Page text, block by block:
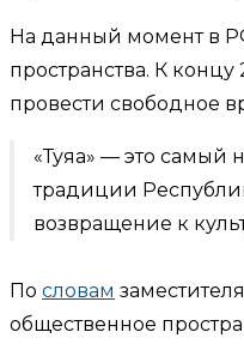
На данный момент в
пространства. К
провести свободное
«Туяа» — это самый
традиции
возвращение к
По словам
общественное